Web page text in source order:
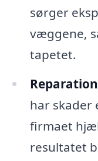
sørger
væggene,
tapetet.
har skader
firmaet
resultatet